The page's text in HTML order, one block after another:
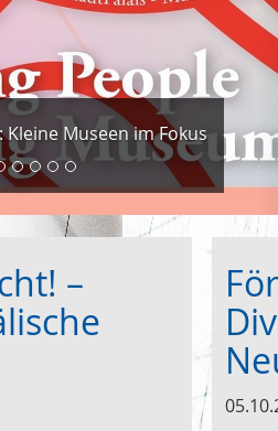
Kleine Museen im Fokus
–